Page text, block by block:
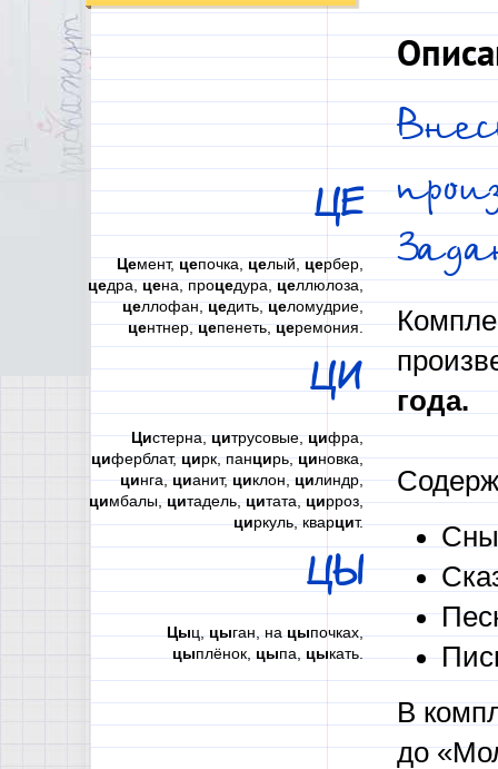
ЦЕ
Цемент,цепочка,целый,цербер,
цедра,цена, процедура,целлюлоза,
целлофан,цедить,целомудрие,
центнер,цепенеть,церемония.
ЦИ
Цистерна,цитрусовые,цифра,
циферблат,цирк, панцирь,циновка,
цинга,цианит,циклон,цилиндр,
цимбалы,цитадель,цитата,цирроз,
циркуль, кварцит.
ЦЫ
Цыц,цыган, нацыпочках,
цыплёнок, цыпа, цыкать.
года.
Сны
В
до